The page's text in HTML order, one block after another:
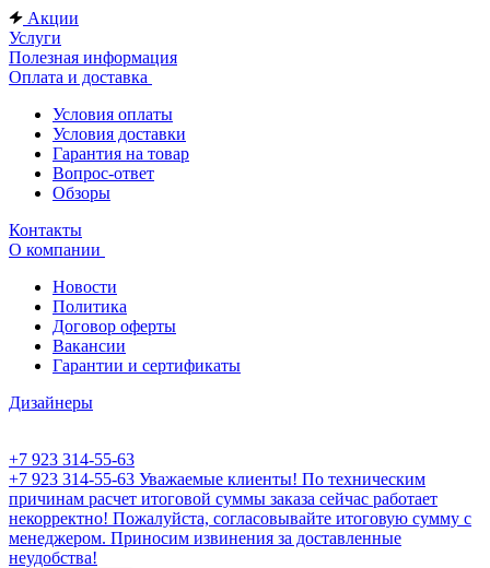
Акции
Услуги
Полезная информация
Оплата и доставка
Условия оплаты
Условия доставки
Гарантия на товар
Вопрос-ответ
Обзоры
Контакты
О компании
Новости
Политика
Договор оферты
Вакансии
Гарантии и сертификаты
Дизайнеры
+7 923 314-55-63
+7 923 314-55-63 Уважаемые клиенты! По техническим
причинам расчет итоговой суммы заказа сейчас работает
некорректно! Пожалуйста, согласовывайте итоговую сумму с
менеджером. Приносим извинения за доставленные
неудобства!